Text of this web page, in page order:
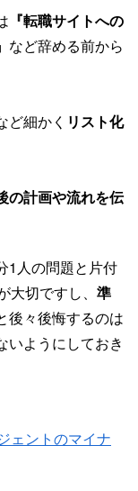
『転職サイトへの
など辞める前から
細かく リスト化
の計画や流れを伝
1人の問題と片付
切ですし、 準
後々後悔するのは
いようにしておき
ェントのマイナ